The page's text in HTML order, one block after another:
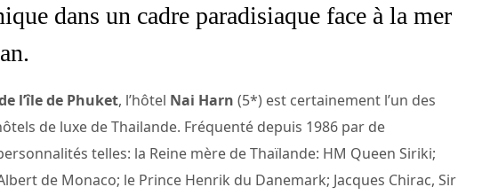
dans un cadre paradisiaque face à la mer
l’île de Phuket, l’hôtel Nai Harn (5*) est certainement l’un des
de luxe de Thailande. Fréquenté depuis 1986 par de
telles: la Reine mère de Thaïlande: HM Queen Siriki;
de Monaco; le Prince Henrik du Danemark; Jacques Chirac, Sir